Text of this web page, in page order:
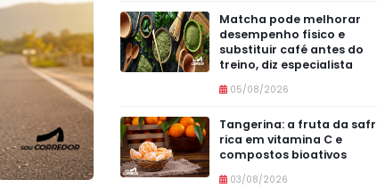
Matcha pode melhorar
desempenho físico e
substituir café antes do
treino, diz especialista
05/08/2026
Tangerina: a fruta da
rica em vitamina C e
compostos bioativos
03/08/2026